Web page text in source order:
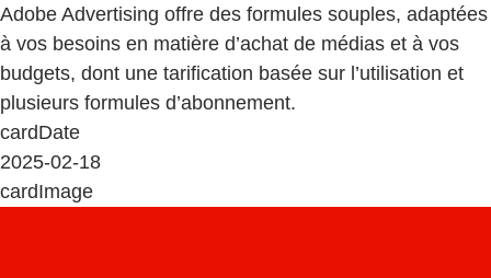
Adobe Advertising offre des formules souples, adaptées
à vos besoins en matière d’achat de médias et à vos
budgets, dont une tarification basée sur l’utilisation et
plusieurs formules d’abonnement.
cardDate
2025-02-18
cardImage